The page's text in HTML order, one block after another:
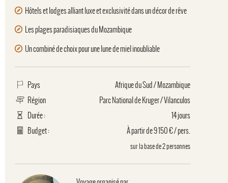
Hôtels et lodges alliant luxe et exclusivité dans un décor de rêve
Les plages paradisiaques du Mozambique
Un combiné de choix pour une lune de miel inoubliable
Pays Afrique du Sud/Mozambique
Région
Parc National de Kruger/Vilanculos
Durée :
14 jours
Budget :
À partir de 9 150 € / pers.
sur la base de 2 personnes